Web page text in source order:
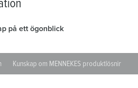
på ett ögonblick
Kunskap om MENNEKES produktlösningar